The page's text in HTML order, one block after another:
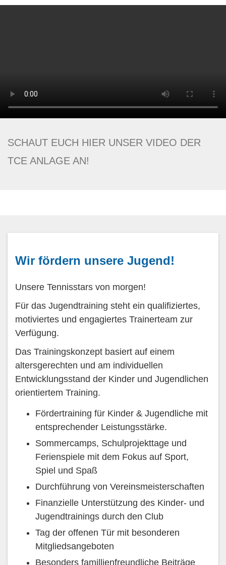
SCHAUT EUCH HIER UNSER VIDEO DER
TCE ANLAGE AN!
Wir fördern unsere Jugend!
Unsere Tennisstars von morgen!
Für das Jugendtraining steht ein qualifiziertes,
motiviertes und engagiertes Trainerteam zur
Verfügung.
Das Trainingskonzept basiert auf einem
altersgerechten und am individuellen
Entwicklungsstand der Kinder und Jugendlichen
orientiertem Training.
Fördertraining für Kinder & Jugendliche mit
entsprechender Leistungsstärke.
Sommercamps, Schulprojekttage und
Ferienspiele mit dem Fokus auf Sport,
Spiel und Spaß
Durchführung von Vereinsmeisterschaften
Finanzielle Unterstützung des Kinder- und
Jugendtrainings durch den Club​
Tag der offenen Tür mit besonderen
Mitgliedsangeboten
Besonders famillienfreundliche Beiträge